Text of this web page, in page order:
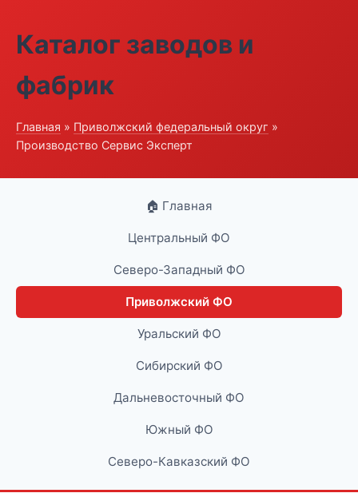
Каталог заводов и
фабрик
Главная » Приволжский федеральный округ »
Производство Сервис Эксперт
🏠 Главная
Центральный ФО
Северо-Западный ФО
Приволжский ФО
Уральский ФО
Сибирский ФО
Дальневосточный ФО
Южный ФО
Северо-Кавказский ФО